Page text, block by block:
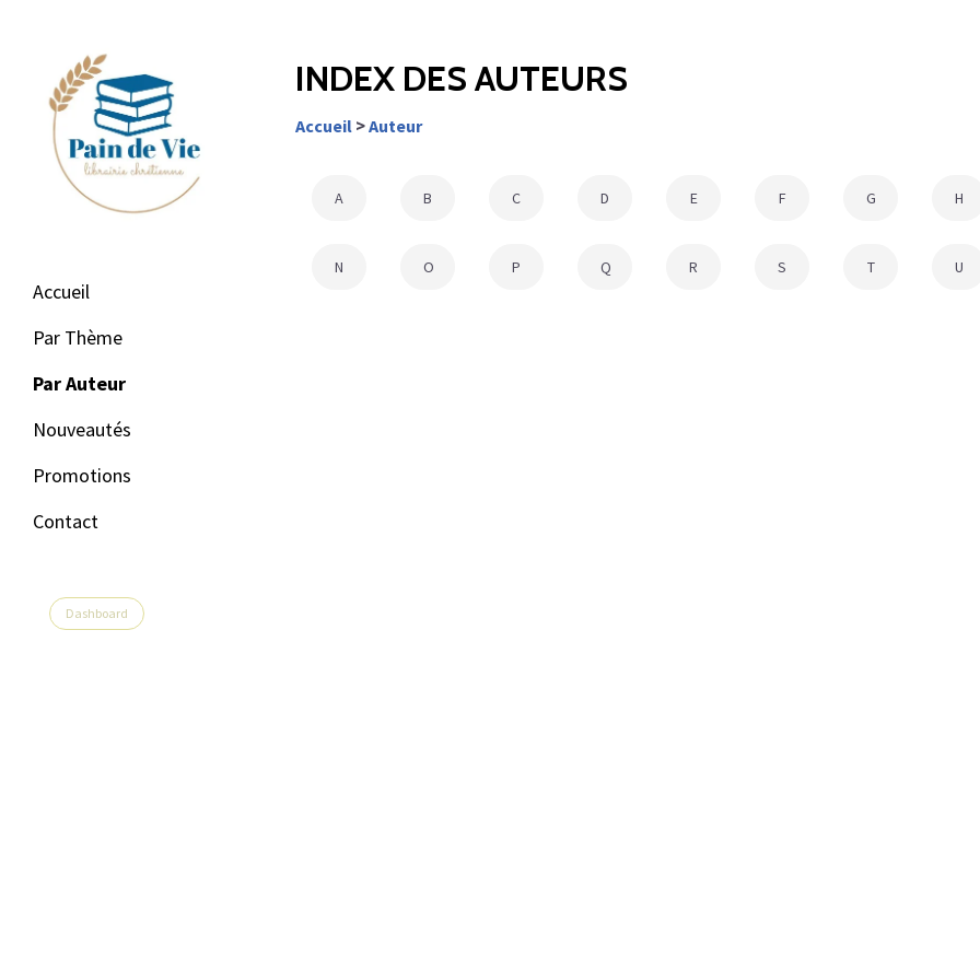
Accueil
Par Thème
Par Auteur
Nouveautés
Promotions
Contact
Dashboard
INDEX DES AUTEURS
Accueil >Auteur
A B C D E F G H
N O P Q R S T U